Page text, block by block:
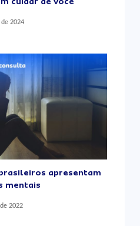
de 2024
apresentam
mentais
2022